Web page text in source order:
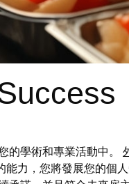
的學術和專業活動中。
力，您將發展您的個